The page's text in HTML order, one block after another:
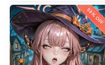
58% OFF